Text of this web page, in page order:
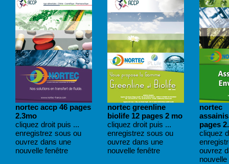
nortec accp 46 pages
2.3mo
cliquez droit puis ...
enregistrez sous ou
ouvrez dans une
nouvelle fenêtre
nortec greenline
biolife 12 pages 2 mo
cliquez droit puis ...
enregistrez sous ou
ouvrez dans une
nouvelle fenêtre
nortec
pages
cliquez
ouvrez